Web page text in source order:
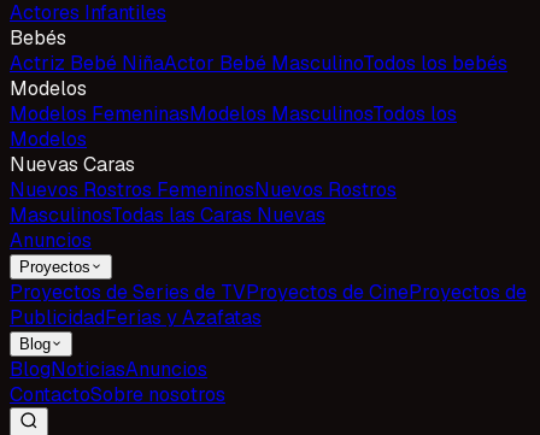
Actores Infantiles
Bebés
Actriz Bebé NiñaActor Bebé MasculinoTodos los bebés
Modelos
Modelos FemeninasModelos MasculinosTodos los
Modelos
Nuevas Caras
Nuevos Rostros FemeninosNuevos Rostros
MasculinosTodas las Caras Nuevas
Anuncios
Proyectos
Proyectos de Series de TVProyectos de CineProyectos de
PublicidadFerias y Azafatas
Blog
BlogNoticiasAnuncios
ContactoSobre nosotros